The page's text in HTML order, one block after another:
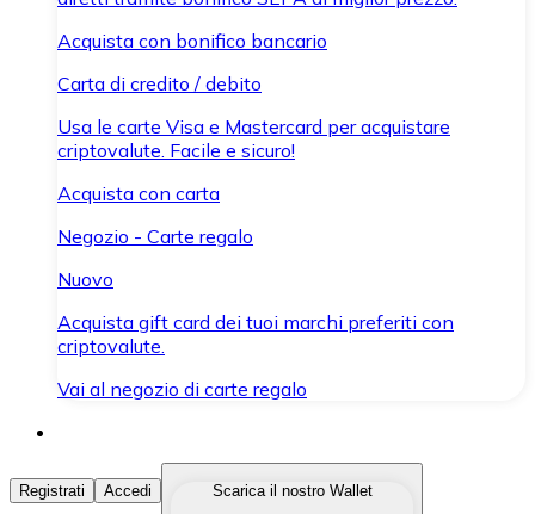
Acquista con bonifico bancario
Carta di credito / debito
Usa le carte Visa e Mastercard per acquistare
criptovalute. Facile e sicuro!
Acquista con carta
Negozio - Carte regalo
Nuovo
Acquista gift card dei tuoi marchi preferiti con
criptovalute.
Vai al negozio di carte regalo
Acquista Criptovalute
Registrati Accedi
Scarica il nostro Wallet